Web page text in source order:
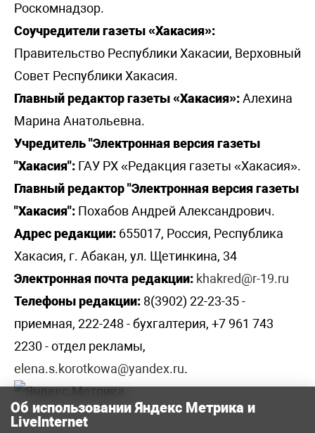
Роскомнадзор.
Соучредители газеты «Хакасия»:
Правительство Республики Хакасии, Верховный
Совет Республики Хакасия.
Главный редактор газеты «Хакасия»:Алехина
Марина Анатольевна.
Учредитель "Электронная версия газеты
"Хакасия": ГАУ РХ «Редакция газеты «Хакасия».
Главный редактор "Электронная версия газеты
"Хакасия": Похабов Андрей Александрович.
Адрес редакции: 655017, Россия, Республика
Хакасия, г. Абакан, ул. Щетинкина, 34
Электронная почта редакции: khakred@r-19.ru
Телефоны редакции: 8(3902) 22-23-35 -
приемная, 222-248 - бухгалтерия, +7 961 743
2230 - отдел рекламы,
elena.s.korotkowa@yandex.ru.
Об использовании Яндекс Метрика и
LiveInternet